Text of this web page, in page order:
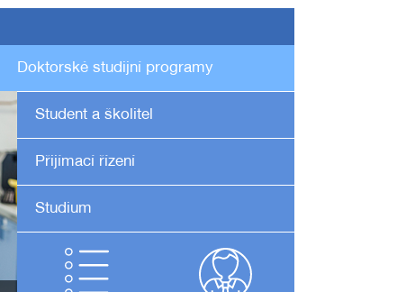
Doktorské studijní programy
Student a školitel
Přijímací řízení
Studium